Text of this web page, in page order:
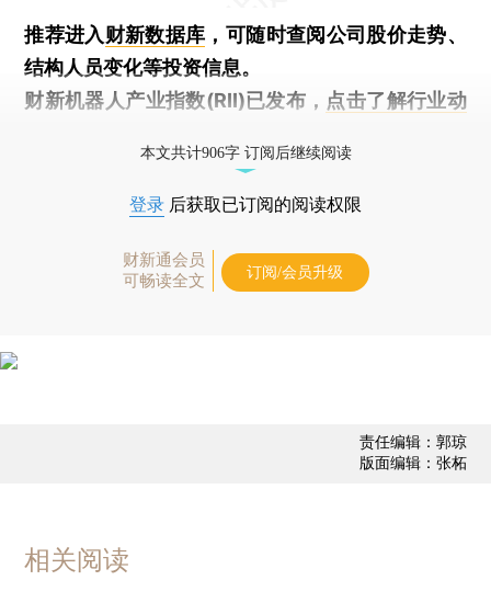
推荐进入财新数据库 ，可随时查阅公司股价走势、
结构人员变化等投资信息。
财新机器人产业指数(RII)已发布， 点击了解行业动
本文共计906字 订阅后继续阅读
登录 后获取已订阅的阅读权限
财新通会员
可畅读全文
订阅/会员升级
责任编辑：郭琼
版面编辑：张柘
相关阅读